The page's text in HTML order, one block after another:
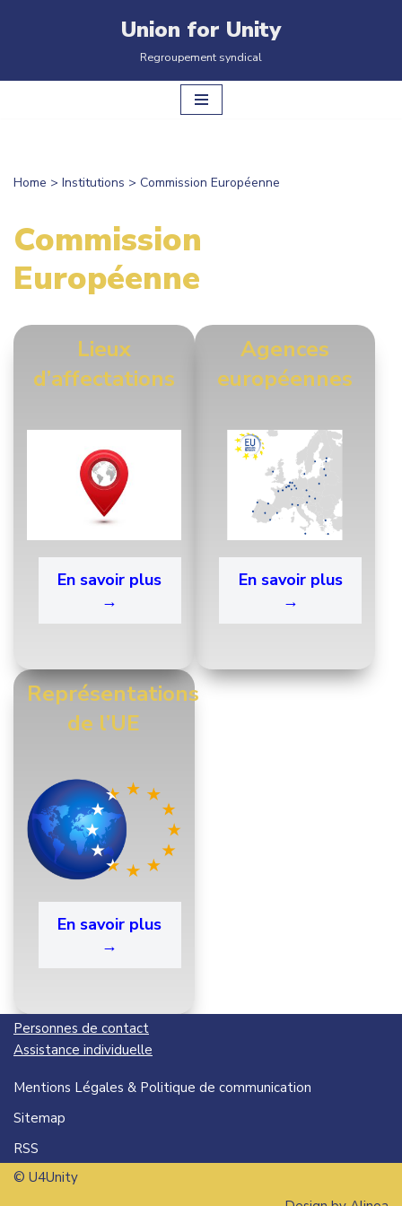
Union for Unity
Regroupement syndical
Home > Institutions > Commission Européenne
Commission
Européenne
Lieux
d’affectations
En savoir plus
→
Agences
européennes
En savoir plus
→
Représentations
de l’UE
En savoir plus
→
Personnes de contact
Assistance individuelle
Mentions Légales & Politique de communication
Sitemap
RSS
© U4Unity